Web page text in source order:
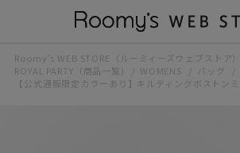
Roomy’s WEB STORE（ルーミィーズウェブストア）
ROYAL PARTY（商品一覧)
WOMENS バッグ
【公式通販限定カラーあり】キルティングボストン